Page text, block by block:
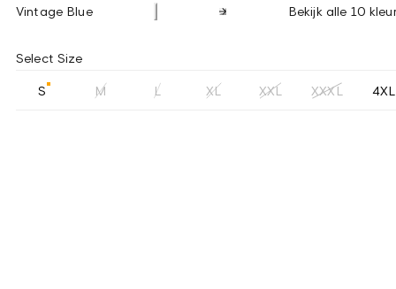
Vintage Blue Bekijk alle 10
Select Size
S M L XL XXL XXXL 4XL